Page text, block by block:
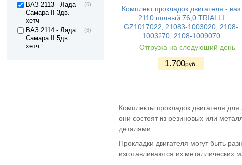
ВАЗ 2113 - Лада
Самара II 3дв.
хетч
(6)
ВАЗ 2114 - Лада
Самара II 5дв.
хетч
(6)
Комплект прокладок двигателя - ваз
2110 полный 76,0 TRIALLI
GZ1017022, 21083-1003020, 2108-
1003270, 2108-1009070
Отгрузка на следующий день
1.700руб.
Комплекты прокладок двигателя
они состоят из резиновых или
деталями.
Прокладки двигателя могут быть
изготавливаются из металлических